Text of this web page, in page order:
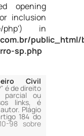
opening
inclusion
php') in
public_html/
sp.php
Civil
" é de direito
parcial ou
links, é
Plágio
184 do
98 sobre